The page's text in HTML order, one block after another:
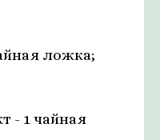
ложка;
- 1 чайная